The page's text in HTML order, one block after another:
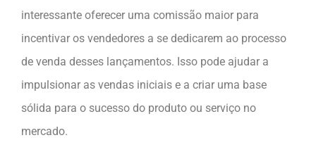
interessante oferecer uma comissão maior para
incentivar os vendedores a se dedicarem ao processo
de venda desses lançamentos. Isso pode ajudar a
impulsionar as vendas iniciais e a criar uma base
sólida para o sucesso do produto ou serviço no
mercado.